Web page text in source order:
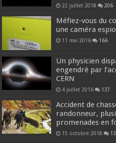
22 juillet 2018 206
Méfiez-vous du
une caméra
11 mai 2016 166
Un physicien
engendré par
CERN
4 juillet 2016 137
Accident de
randonneur,
promenades en
15 octobre 2018